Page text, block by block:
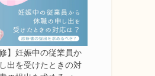
】妊娠中の従業員か
出を受けたときの対